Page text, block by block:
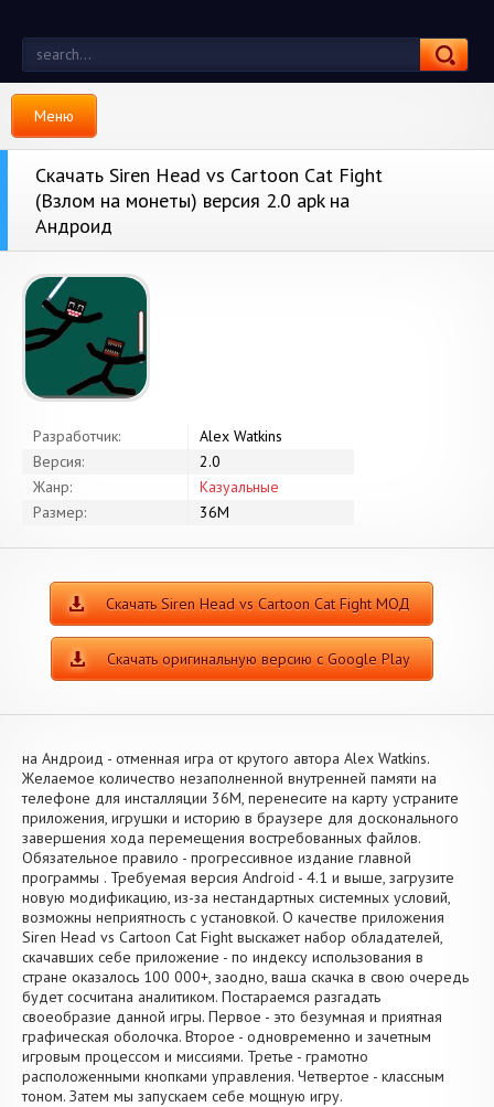
Меню
Скачать Siren Head vs Cartoon Cat Fight
(Взлом на монеты) версия 2.0 apk на
Андроид
Разработчик:
Alex Watkins
Версия:
2.0
Жанр:
Казуальные
Размер:
36M
Скачать Siren Head vs Cartoon Cat Fight МОД
Скачать оригинальную версию с Google Play
на Андроид - отменная игра от крутого автора Alex Watkins.
Желаемое количество незаполненной внутренней памяти на
телефоне для инсталляции 36M, перенесите на карту устраните
приложения, игрушки и историю в браузере для досконального
завершения хода перемещения востребованных файлов.
Обязательное правило - прогрессивное издание главной
программы . Требуемая версия Android - 4.1 и выше, загрузите
новую модификацию, из-за нестандартных системных условий,
возможны неприятность с установкой. О качестве приложения
Siren Head vs Cartoon Cat Fight выскажет набор обладателей,
скачавших себе приложение - по индексу использования в
стране оказалось 100 000+, заодно, ваша скачка в свою очередь
будет сосчитана аналитиком. Постараемся разгадать
своеобразие данной игры. Первое - это безумная и приятная
графическая оболочка. Второе - одновременно и зачетным
игровым процессом и миссиями. Третье - грамотно
расположенными кнопками управления. Четвертое - классным
тоном. Затем мы запускаем себе мощную игру.